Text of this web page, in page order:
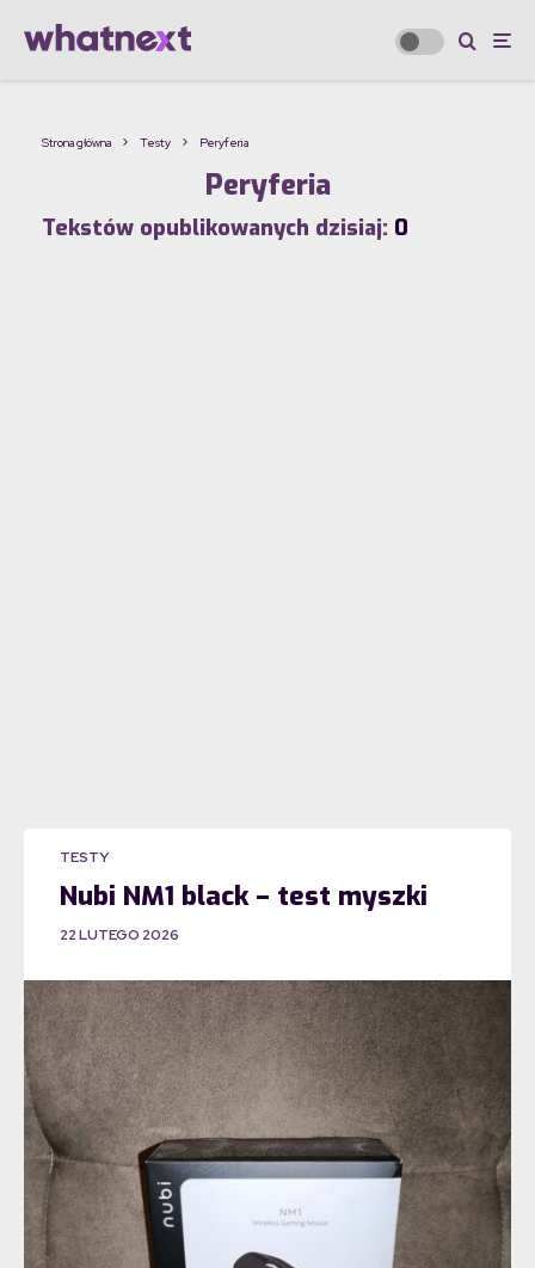
Strona główna Testy Peryferia
Peryferia
Tekstów opublikowanych dzisiaj: 0
TESTY
Nubi NM1 black – test myszki
22 LUTEGO 2026